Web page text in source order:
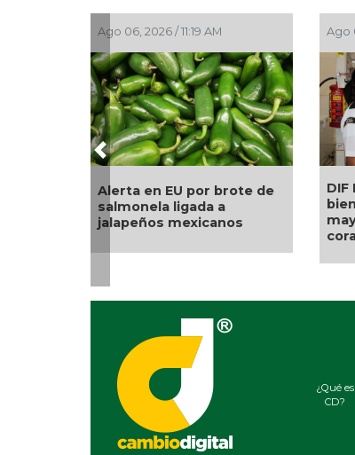
Ago 05, 2026 / 8:55 PM
DIF Poza Rica lleva sabor y
bienestar a los adultos
mayores con "Sazón y
Previous
¿Qué es
CD?